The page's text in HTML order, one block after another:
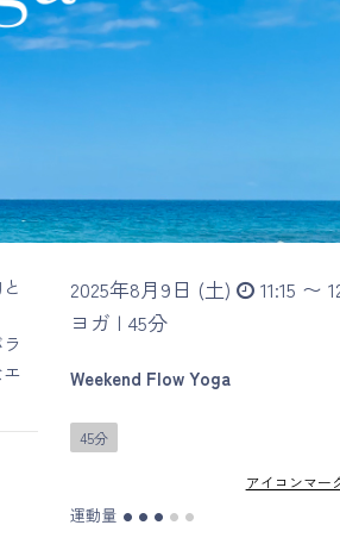
2025年8月9日 (土)
11:15 〜
ヨガ | 45分
Weekend Flow Yoga
45分
アイコンマー
運動量 ● ● ● ● ●